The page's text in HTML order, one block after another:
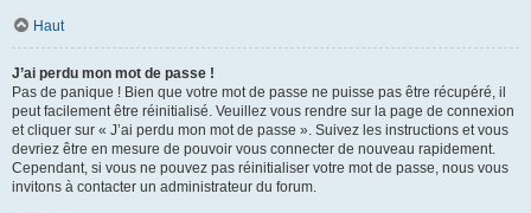
Haut
J’ai perdu mon mot de passe !
Pas de panique ! Bien que votre mot de passe ne puisse pas être récupéré, il
peut facilement être réinitialisé. Veuillez vous rendre sur la page de connexion
et cliquer sur « J’ai perdu mon mot de passe ». Suivez les instructions et vous
devriez être en mesure de pouvoir vous connecter de nouveau rapidement.
Cependant, si vous ne pouvez pas réinitialiser votre mot de passe, nous vous
invitons à contacter un administrateur du forum.